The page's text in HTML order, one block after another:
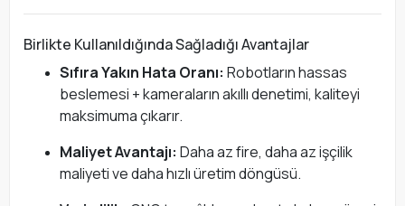
Birlikte Kullanıldığında Sağladığı Avantajlar
Sıfıra Yakın Hata Oranı: Robotların hassas
beslemesi + kameraların akıllı denetimi, kaliteyi
maksimuma çıkarır.
Maliyet Avantajı: Daha az fire, daha az işçilik
maliyeti ve daha hızlı üretim döngüsü.